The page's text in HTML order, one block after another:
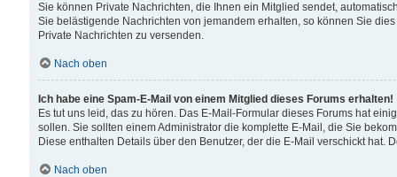
Sie können Private Nachrichten, die Ihnen ein Mitglied sendet,
Sie belästigende Nachrichten von jemandem erhalten, so können Sie
Private Nachrichten zu versenden.
Nach oben
Ich habe eine Spam-E-Mail von einem Mitglied dieses Forums erhalten!
Es tut uns leid, das zu hören. Das E-Mail-Formular dieses Forums hat
sollen. Sie sollten einem Administrator die komplette E-Mail, die Sie
Diese enthalten Details über den Benutzer, der die E-Mail verschickt hat.
Nach oben